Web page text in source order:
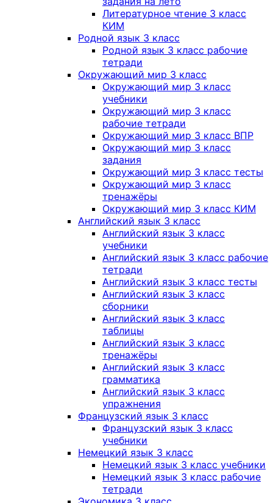
Литературное чтение 3 класс
КИМ
Родной язык 3 класс
Родной язык 3 класс рабочие
тетради
Окружающий мир 3 класс
Окружающий мир 3 класс
учебники
Окружающий мир 3 класс
рабочие тетради
Окружающий мир 3 класс ВПР
Окружающий мир 3 класс
задания
Окружающий мир 3 класс тесты
Окружающий мир 3 класс
тренажёры
Окружающий мир 3 класс КИМ
Английский язык 3 класс
Английский язык 3 класс
учебники
Английский язык 3 класс рабочие
тетради
Английский язык 3 класс тесты
Английский язык 3 класс
сборники
Английский язык 3 класс
таблицы
Английский язык 3 класс
тренажёры
Английский язык 3 класс
грамматика
Английский язык 3 класс
упражнения
Французский язык 3 класс
Французский язык 3 класс
учебники
Немецкий язык 3 класс
Немецкий язык 3 класс учебники
Немецкий язык 3 класс рабочие
тетради